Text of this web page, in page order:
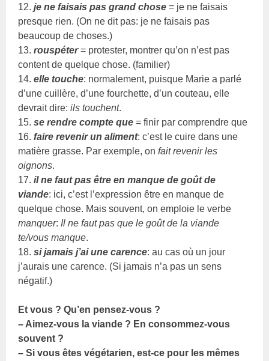
12.je ne faisais pas grand chose = je ne faisais
presque rien. (On ne dit pas: je ne faisais pas
beaucoup de choses.)
13.rouspéter= protester, montrer qu’on n’est pas
content de quelque chose. (familier)
14.elle touche: normalement, puisque Marie a parlé
d’une cuillère, d’une fourchette, d’un couteau, elle
devrait dire:ils touchent.
15.se rendre compte que = finir par comprendre que
16.faire revenir un aliment: c’est le cuire dans une
matière grasse. Par exemple, onfait revenir les
oignons.
17.il ne faut pas être en manque de goût de
viande: ici, c’est l’expression être en manque de
quelque chose. Mais souvent, on emploie le verbe
manquer: Il ne faut pas que le goût de la viande
te/vous manque.
18.si jamais j’ai une carence: au cas où un jour
j’aurais une carence. (Si jamais n’a pas un sens
négatif.)
Et vous ? Qu’en pensez-vous ?
– Aimez-vous la viande ? En consommez-vous
souvent ?
– Si vous êtes végétarien, est-ce pour les mêmes